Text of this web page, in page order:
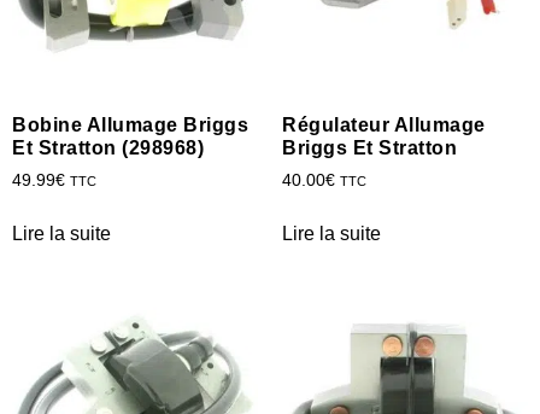
Bobine Allumage Briggs
Et Stratton (298968)
49.99€ TTC
Lire la suite
Régulateur Allumage
Briggs Et Stratton
40.00€ TTC
Lire la suite